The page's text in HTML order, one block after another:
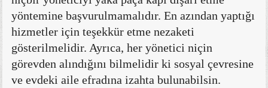
yöntemine başvurulmamalıdır. En azından yaptığı
hizmetler için teşekkür etme nezaketi
gösterilmelidir. Ayrıca, her yönetici niçin
görevden alındığını bilmelidir ki sosyal çevresine
ve evdeki aile efradına izahta bulunabilsin.